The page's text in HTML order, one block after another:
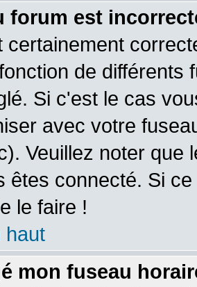
forum est
certainement
de différents
Si c'est le cas
avec votre
Veuillez noter que
êtes connecté. Si
le faire !
haut
mon fuseau